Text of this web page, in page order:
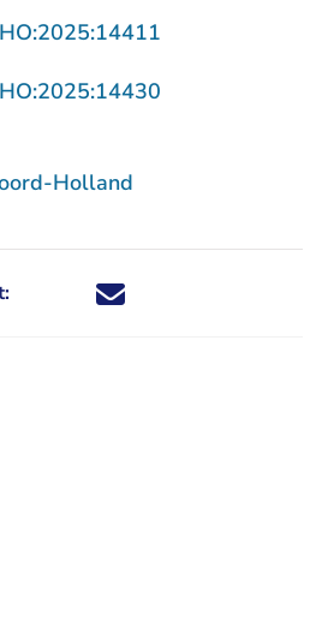
Holland
Deel dit nieuwsbericht via X -
Deel dit nieuwsbericht via
Deel dit nieuwsbericht
Deel dit